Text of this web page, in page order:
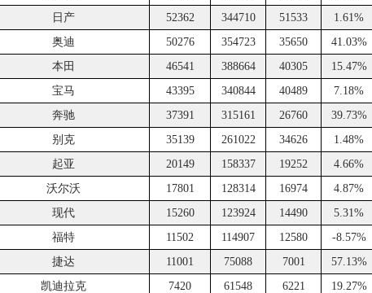
日产 52362 344710 51533 1.61%
奥迪 50276 354723 35650 41.03%
本田 46541 388664 40305 15.47%
宝马 43395 340844 40489 7.18%
奔驰 37391 315161 26760 39.73%
别克 35139 261022 34626 1.48%
起亚 20149 158337 19252 4.66%
沃尔沃 17801 128314 16974 4.87%
现代 15260 123924 14490 5.31%
福特 11502 114907 12580 -8.57%
捷达 11001 75088 7001 57.13%
凯迪拉克 7420 61548 6221 19.27%